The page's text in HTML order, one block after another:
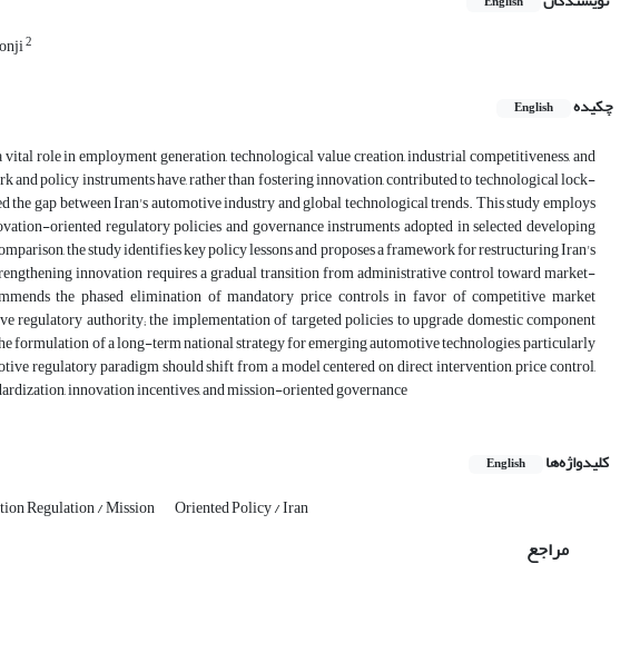
2
چکیده
English
role in employment generation, technological value creation, industrial competitiveness, and
policy instruments have, rather than fostering innovation, contributed to technological lock-
the gap between Iran's automotive industry and global technological trends. This study employs
oriented regulatory policies and governance instruments adopted in selected developing
the study identifies key policy lessons and proposes a framework for restructuring Iran's
innovation requires a gradual transition from administrative control toward market-
the phased elimination of mandatory price controls in favor of competitive market
regulatory authority; the implementation of targeted policies to upgrade domestic component
formulation of a long-term national strategy for emerging automotive technologies, particularly
regulatory paradigm should shift from a model centered on direct intervention, price control,
innovation incentives, and mission-oriented governance
کلیدواژه‌ها English
Regulation / Mission Oriented Policy / Iran
مراجع